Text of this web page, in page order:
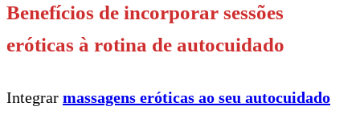
Benefícios de incorporar sessões
eróticas à rotina de autocuidado
Integrar massagens eróticas ao seu autocuidado